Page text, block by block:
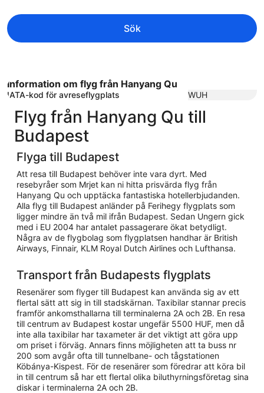
Sök
Information om flyg från Hanyang Qu
IATA-kod för avreseflygplats WUH
Flyg från Hanyang Qu till
Budapest
Flyga till Budapest
Att resa till Budapest behöver inte vara dyrt. Med
resebyråer som Mrjet kan ni hitta prisvärda flyg från
Hanyang Qu och upptäcka fantastiska hotellerbjudanden.
Alla flyg till Budapest anländer på Ferihegy flygplats som
ligger mindre än två mil ifrån Budapest. Sedan Ungern gick
med i EU 2004 har antalet passagerare ökat betydligt.
Några av de flygbolag som flygplatsen handhar är British
Airways, Finnair, KLM Royal Dutch Airlines och Lufthansa.
Transport från Budapests flygplats
Resenärer som flyger till Budapest kan använda sig av ett
flertal sätt att sig in till stadskärnan. Taxibilar stannar precis
framför ankomsthallarna till terminalerna 2A och 2B. En resa
till centrum av Budapest kostar ungefär 5500 HUF, men då
inte alla taxibilar har taxameter är det viktigt att göra upp
om priset i förväg. Annars finns möjligheten att ta buss nr
200 som avgår ofta till tunnelbane- och tågstationen
Köbánya-Kispest. För de resenärer som föredrar att köra bil
in till centrum så har ett flertal olika biluthyrningsföretag sina
diskar i terminalerna 2A och 2B.